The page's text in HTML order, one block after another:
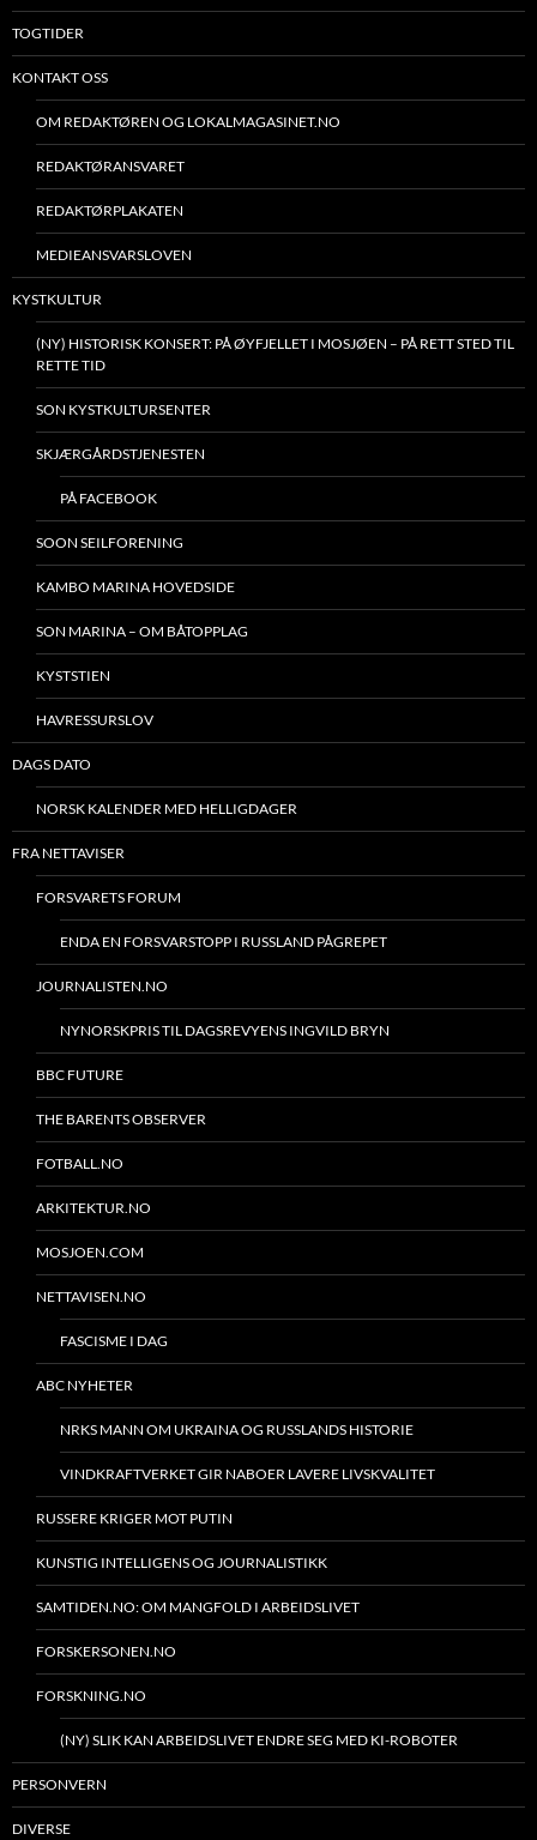
TOGTIDER
KONTAKT OSS
OM REDAKTØREN OG LOKALMAGASINET.NO
REDAKTØRANSVARET
REDAKTØRPLAKATEN
MEDIEANSVARSLOVEN
KYSTKULTUR
(NY) HISTORISK KONSERT: PÅ ØYFJELLET I MOSJØEN – PÅ RETT STED TIL
RETTE TID
SON KYSTKULTURSENTER
SKJÆRGÅRDSTJENESTEN
PÅ FACEBOOK
SOON SEILFORENING
KAMBO MARINA HOVEDSIDE
SON MARINA – OM BÅTOPPLAG
KYSTSTIEN
HAVRESSURSLOV
DAGS DATO
NORSK KALENDER MED HELLIGDAGER
FRA NETTAVISER
FORSVARETS FORUM
ENDA EN FORSVARSTOPP I RUSSLAND PÅGREPET
JOURNALISTEN.NO
NYNORSKPRIS TIL DAGSREVYENS INGVILD BRYN
BBC FUTURE
THE BARENTS OBSERVER
FOTBALL.NO
ARKITEKTUR.NO
MOSJOEN.COM
NETTAVISEN.NO
FASCISME I DAG
ABC NYHETER
NRKS MANN OM UKRAINA OG RUSSLANDS HISTORIE
VINDKRAFTVERKET GIR NABOER LAVERE LIVSKVALITET
RUSSERE KRIGER MOT PUTIN
KUNSTIG INTELLIGENS OG JOURNALISTIKK
SAMTIDEN.NO: OM MANGFOLD I ARBEIDSLIVET
FORSKERSONEN.NO
FORSKNING.NO
(NY) SLIK KAN ARBEIDSLIVET ENDRE SEG MED KI-ROBOTER
PERSONVERN
DIVERSE